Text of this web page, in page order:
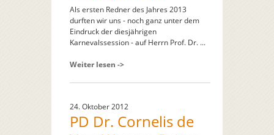
Als ersten Redner des Jahres 2013
durften wir uns - noch ganz unter dem
Eindruck der diesjährigen
Karnevalssession - auf Herrn Prof. Dr. ...
Weiter lesen ->
24. Oktober 2012
PD Dr. Cornelis de